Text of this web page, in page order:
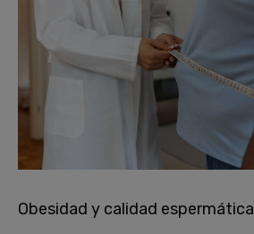
Obesidad y calidad espermática